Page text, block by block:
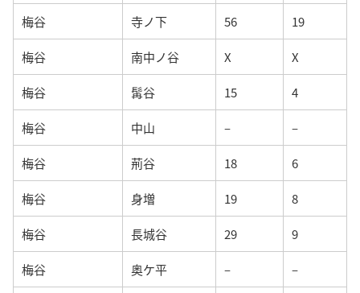
梅谷 寺ノ下 56 19
梅谷 南中ノ谷 X X
梅谷 髯谷 15 4
梅谷 中山 – –
梅谷 荊谷 18 6
梅谷 身増 19 8
梅谷 長城谷 29 9
梅谷 奥ケ平 – –